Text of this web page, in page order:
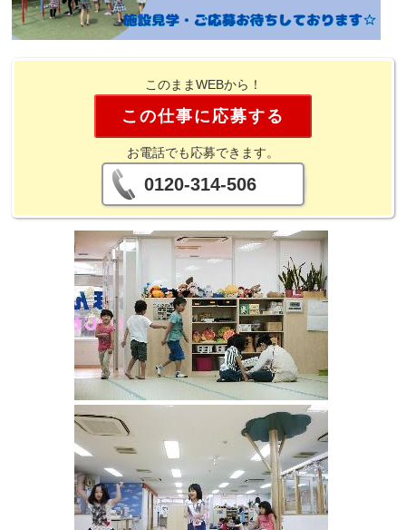
このままWEBから！
この仕事に応募する
お電話でも応募できます。
0120-314-506